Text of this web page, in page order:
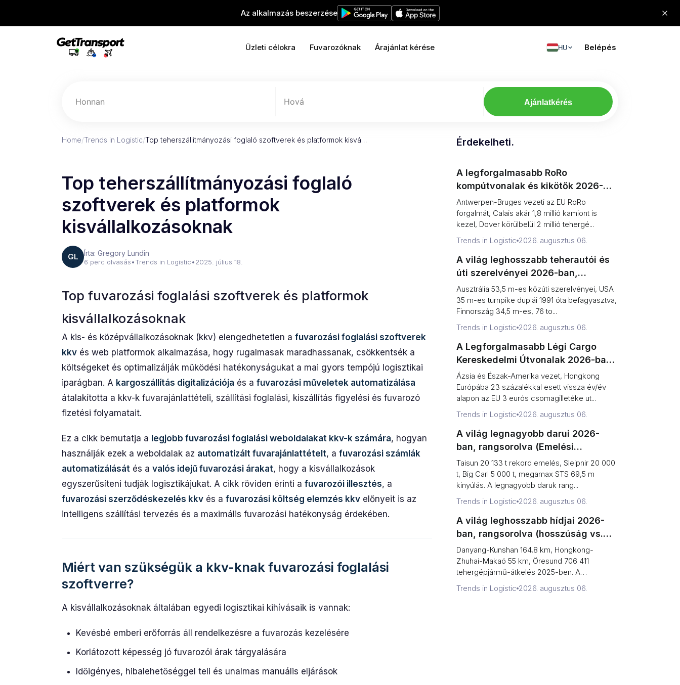
Az alkalmazás beszerzése
Üzleti célokra Fuvarozóknak Árajánlat kérése HU Belépés
Honnan Hová Ajánlatkérés
Home/Trends in Logistic/Top teherszállítmányozási foglaló szoftverek és platformok kisvá…
Top teherszállítmányozási foglaló
szoftverek és platformok
kisvállalkozásoknak
GL Írta: Gregory Lundin
6 perc olvasás•Trends in Logistic•2025. július 18.
Top fuvarozási foglalási szoftverek és platformok
kisvállalkozásoknak
A kis- és középvállalkozásoknak (kkv) elengedhetetlen a fuvarozási foglalási szoftverek
kkv és web platformok alkalmazása, hogy rugalmasak maradhassanak, csökkentsék a
költségeket és optimalizálják működési hatékonyságukat a mai gyors tempójú logisztikai
iparágban. A kargoszállítás digitalizációja és a fuvarozási műveletek automatizálása
átalakította a kkv-k fuvarajánlattételi, szállítási foglalási, kiszállítás figyelési és fuvarozó
fizetési folyamatait.
Ez a cikk bemutatja a legjobb fuvarozási foglalási weboldalakat kkv-k számára, hogyan
használják ezek a weboldalak az automatizált fuvarajánlattételt, a fuvarozási számlák
automatizálását és a valós idejű fuvarozási árakat, hogy a kisvállalkozások
egyszerűsíteni tudják logisztikájukat. A cikk röviden érinti a fuvarozói illesztés, a
fuvarozási szerződéskezelés kkv és a fuvarozási költség elemzés kkv előnyeit is az
intelligens szállítási tervezés és a maximális fuvarozási hatékonyság érdekében.
Miért van szükségük a kkv-knak fuvarozási foglalási
szoftverre?
A kisvállalkozásoknak általában egyedi logisztikai kihívásaik is vannak:
Kevésbé emberi erőforrás áll rendelkezésre a fuvarozás kezelésére
Korlátozott képesség jó fuvarozói árak tárgyalására
Időigényes, hibalehetőséggel teli és unalmas manuális eljárások
Érdekelheti.
A legforgalmasabb RoRo
kompútvonalak és kikötők 2026-
ban, rangsorolva (egység vs.
tonnatartalom)
Antwerpen-Bruges vezeti az EU RoRo
forgalmát, Calais akár 1,8 millió kamiont is
kezel, Dover körülbelül 2 millió tehergé...
Trends in Logistic 2026. augusztus 06.
A világ leghosszabb teherautói és
úti szerelvényei 2026-ban,
rangsorolva (rekordok vs. törvényi
korlátok)
Ausztrália 53,5 m-es közúti szerelvényei, USA
35 m-es turnpike duplái 1991 óta befagyasztva,
Finnország 34,5 m-es, 76 to...
Trends in Logistic 2026. augusztus 06.
A Legforgalmasabb Légi Cargo
Kereskedelmi Útvonalak 2026-ban,
Rangsorolva (Tonnatartalom vs.
Irány)
Ázsia és Észak-Amerika vezet, Hongkong
Európába 23 százalékkal esett vissza év/év
alapon az EU 3 eurós csomagilletéke ut...
Trends in Logistic 2026. augusztus 06.
A világ legnagyobb darui 2026-
ban, rangsorolva (Emelési
kapacitás vs. terminál teljesítmény)
Taisun 20 133 t rekord emelés, Sleipnir 20 000
t, Big Carl 5 000 t, megamax STS 69,5 m
kinyúlás. A legnagyobb daruk rang...
Trends in Logistic 2026. augusztus 06.
A világ leghosszabb hídjai 2026-
ban, rangsorolva (hosszúság vs.
ami felett autóval át lehet kelni)
Danyang-Kunshan 164,8 km, Hongkong-
Zhuhai-Makaó 55 km, Öresund 706 411
tehergépjármű-átkelés 2025-ben. A
leghosszabb hid...
Trends in Logistic 2026. augusztus 06.